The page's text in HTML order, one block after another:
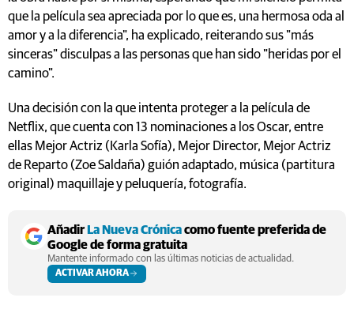
que la película sea apreciada por lo que es, una hermosa oda al
amor y a la diferencia", ha explicado, reiterando sus "más
sinceras" disculpas a las personas que han sido "heridas por el
camino".
Una decisión con la que intenta proteger a la película de
Netflix, que cuenta con 13 nominaciones a los Oscar, entre
ellas Mejor Actriz (Karla Sofía), Mejor Director, Mejor Actriz
de Reparto (Zoe Saldaña) guión adaptado, música (partitura
original) maquillaje y peluquería, fotografía.
AñadirLa Nueva Crónicacomo fuente preferida de
Google de forma gratuita
Mantente informado con las últimas noticias de actualidad.
ACTIVAR AHORA